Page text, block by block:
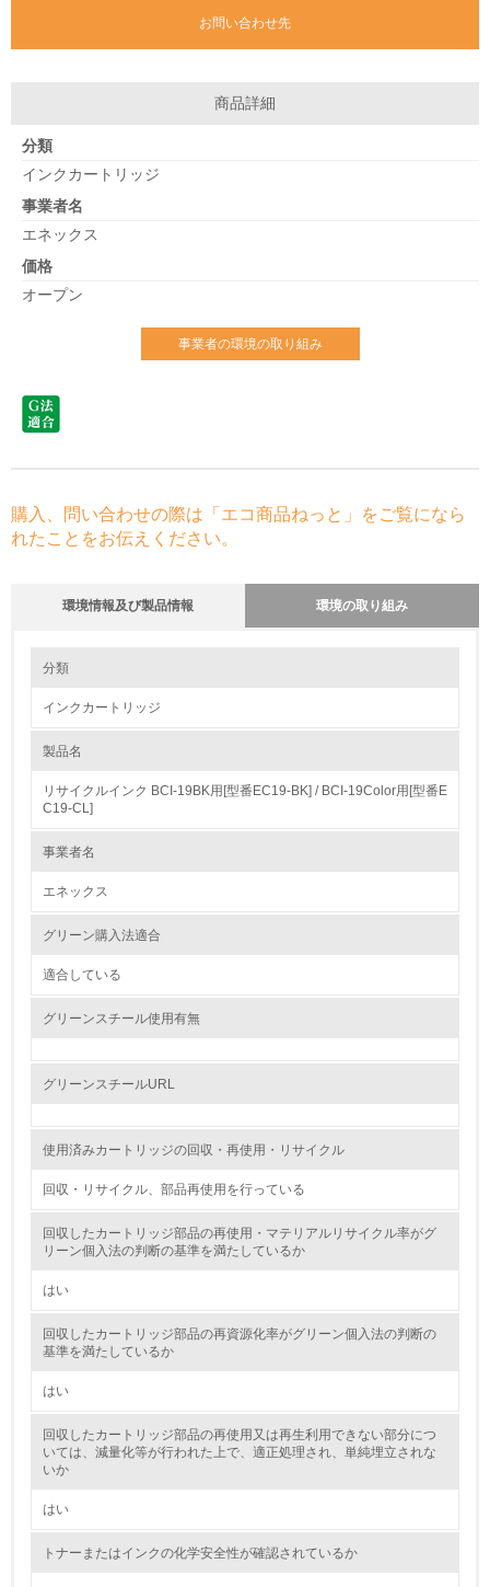
お問い合わせ先
商品詳細
分類
インクカートリッジ
事業者名
エネックス
価格
オープン
事業者の環境の取り組み
購入、問い合わせの際は「エコ商品ねっと」をご覧になら
れたことをお伝えください。
環境情報及び製品情報 環境の取り組み
1.環境取り組み体制
環境方針を持っている
環境対応の責任体制を定めている
環境問題に関する従業員教育を行っている
レベル2
環境取り組み体制と成果を定期的に検証して次の活動に活
従業員が環境方針に基づいて自分の業務の中で行うべき環
環境活動に関する規格やプログラムを導入している
第三者認証を取得している
分類
インクカートリッジ
製品名
リサイクルインク BCI-19BK用[型番EC19-BK] / BCI-19Color用[型番E
C19-CL]
事業者名
エネックス
グリーン購入法適合
適合している
グリーンスチール使用有無
グリーンスチールURL
使用済みカートリッジの回収・再使用・リサイクル
回収・リサイクル、部品再使用を行っている
回収したカートリッジ部品の再使用・マテリアルリサイクル率がグ
リーン個入法の判断の基準を満たしているか
はい
回収したカートリッジ部品の再資源化率がグリーン個入法の判断の
基準を満たしているか
はい
回収したカートリッジ部品の再使用又は再生利用できない部分につ
いては、減量化等が行われた上で、適正処理され、単純埋立されな
いか
はい
トナーまたはインクの化学安全性が確認されているか